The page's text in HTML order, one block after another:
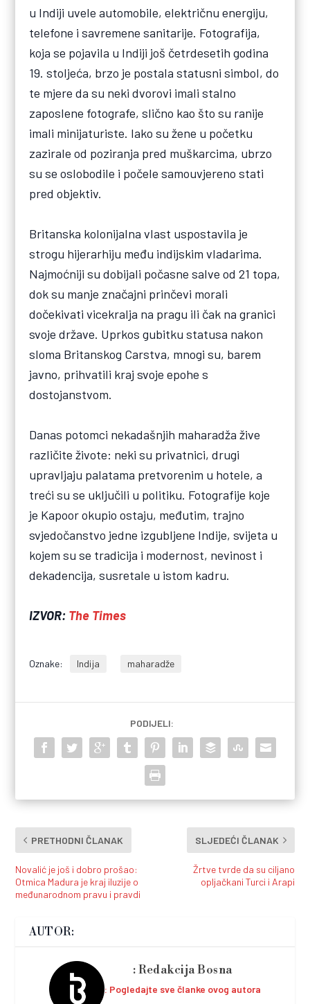
u Indiji uvele automobile, električnu energiju,
telefone i savremene sanitarije. Fotografija,
koja se pojavila u Indiji još četrdesetih godina
19. stoljeća, brzo je postala statusni simbol, do
te mjere da su neki dvorovi imali stalno
zaposlene fotografe, slično kao što su ranije
imali minijaturiste. Iako su žene u početku
zazirale od poziranja pred muškarcima, ubrzo
su se oslobodile i počele samouvjereno stati
pred objektiv.
Britanska kolonijalna vlast uspostavila je
strogu hijerarhiju među indijskim vladarima.
Najmoćniji su dobijali počasne salve od 21 topa,
dok su manje značajni prinčevi morali
dočekivati vicekralja na pragu ili čak na granici
svoje države. Uprkos gubitku statusa nakon
sloma Britanskog Carstva, mnogi su, barem
javno, prihvatili kraj svoje epohe s
dostojanstvom.
Danas potomci nekadašnjih maharadža žive
različite živote: neki su privatnici, drugi
upravljaju palatama pretvorenim u hotele, a
treći su se uključili u politiku. Fotografije koje
je Kapoor okupio ostaju, međutim, trajno
svjedočanstvo jedne izgubljene Indije, svijeta u
kojem su se tradicija i modernost, nevinost i
dekadencija, susretale u istom kadru.
IZVOR: The Times
Oznake: Indija maharadže
PODIJELI:
PRETHODNI ČLANAK
Novalić je još i dobro prošao:
Otmica Madura je kraj iluzije o
međunarodnom pravu i pravdi
SLJEDEĆI ČLANAK
Žrtve tvrde da su ciljano
opljačkani Turci i Arapi
AUTOR:
Redakcija Bosna
Pogledajte sve članke ovog autora